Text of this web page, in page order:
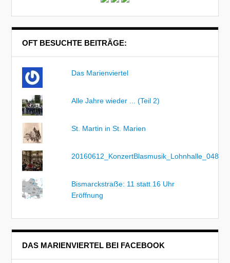
OFT BESUCHTE BEITRÄGE:
Das Marienviertel
Alle Jahre wieder ... (Teil 2)
St. Martin in St. Marien
20160612_KonzertBlasmusik_Lohnhalle_048
Bismarckstraẞe: 11 statt 16 Uhr
Eröffnung
DAS MARIENVIERTEL BEI FACEBOOK